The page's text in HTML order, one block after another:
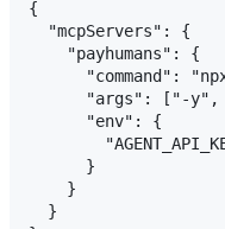
{
  "mcpServers": {
    "payhumans": {
"command":
"args": ["-y",
      "env": {
      }
    }
  }